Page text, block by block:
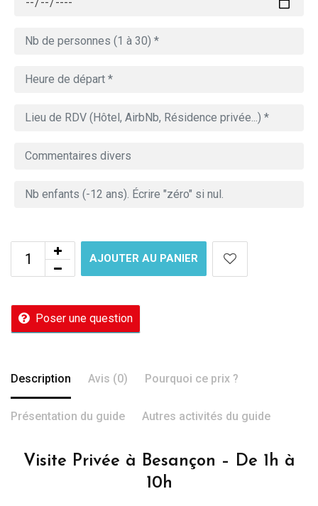
AJOUTER AU PANIER
Poser une question
Description Avis (0) Pourquoi ce prix ?
Présentation du guide Autres activités du guide
Visite Privée à Besançon – De 1h à
10h